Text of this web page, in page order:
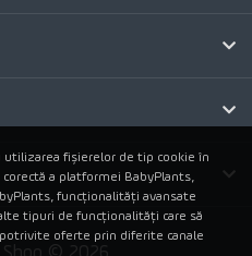
utilizarea fișierelor de tip cookie în
a platformei BabyPlants,
funcționalități avansate
tipuri de funcționalități care să
oferte prin diferite canale